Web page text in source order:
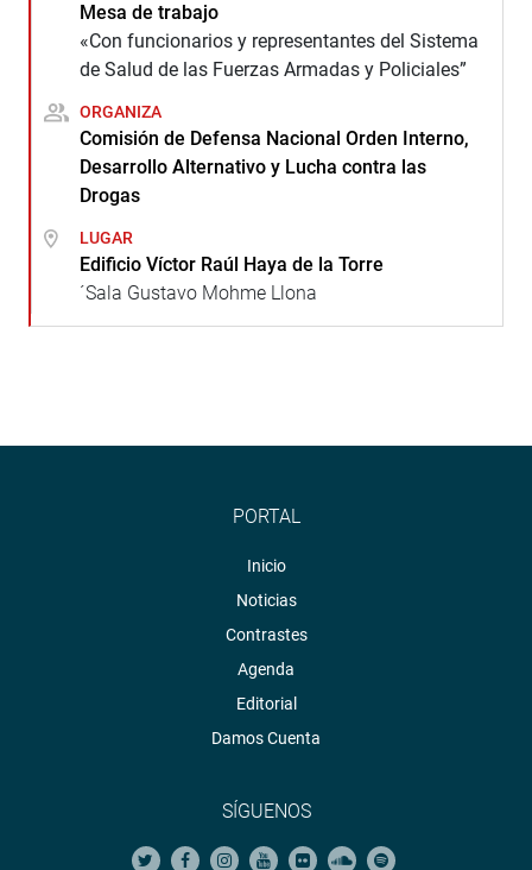
Mesa de trabajo
«Con funcionarios y representantes del Sistema
de Salud de las Fuerzas Armadas y Policiales”
ORGANIZA
Comisión de Defensa Nacional Orden Interno,
Desarrollo Alternativo y Lucha contra las
Drogas
LUGAR
Edificio Víctor Raúl Haya de la Torre
´Sala Gustavo Mohme Llona
PORTAL
Inicio
Noticias
Contrastes
Agenda
Editorial
Damos Cuenta
SÍGUENOS